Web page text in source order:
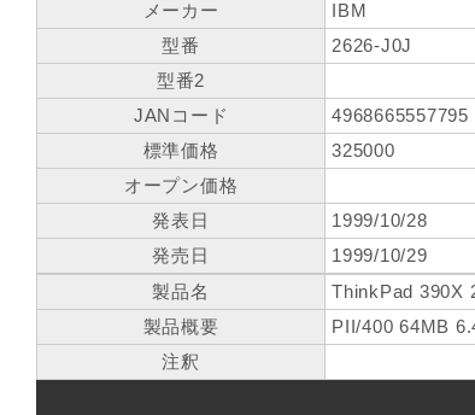
メーカー
IBM
型番
2626-J0J
型番2
JANコード
4968665557795
標準価格
325000
オープン価格
発表日
1999/10/28
発売日
1999/10/29
製品名
ThinkPad 390X
製品概要
PII/400 64MB
注釈